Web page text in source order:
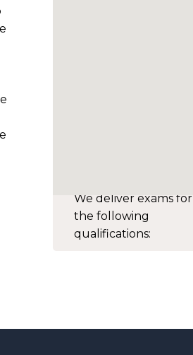
We deliver exams for
the following
qualifications: